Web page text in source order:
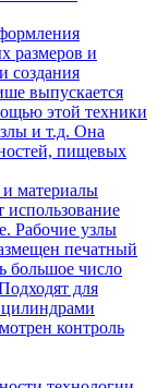
размеров и
создания
выпускается
этой техники
и т.д. Она
пищевых
и материалы
использование
Рабочие узлы
печатный
большое число
для
контроль